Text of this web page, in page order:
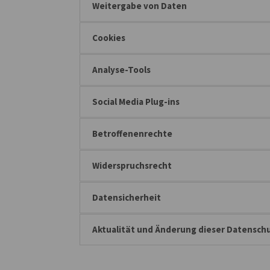
Weitergabe von Daten
Cookies
Analyse-Tools
Social Media Plug-ins
Betroffenenrechte
Widerspruchsrecht
Datensicherheit
Aktualität und Änderung dieser